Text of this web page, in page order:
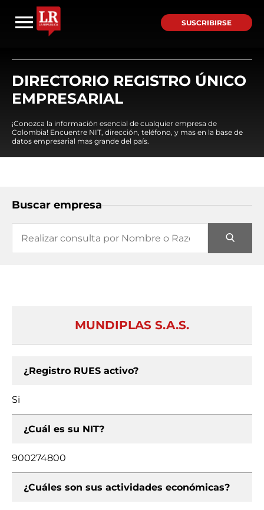
SUSCRIBIRSE
DIRECTORIO REGISTRO ÚNICO
EMPRESARIAL
¡Conozca la información esencial de cualquier empresa de
Colombia! Encuentre NIT, dirección, teléfono, y mas en la base de
datos empresarial mas grande del país.
Buscar empresa
MUNDIPLAS S.A.S.
¿Registro RUES activo?
Si
¿Cuál es su NIT?
900274800
¿Cuáles son sus actividades económicas?